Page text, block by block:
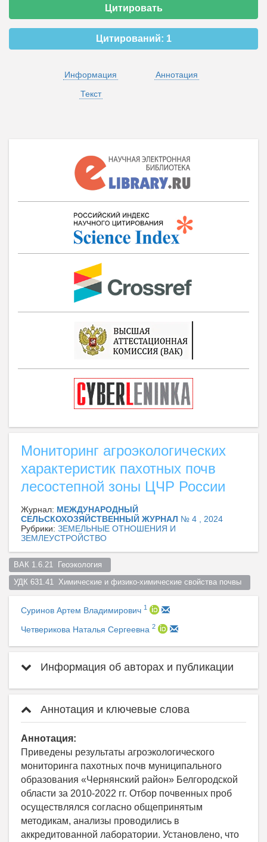
Цитировать
Цитирований: 1
Информация
Аннотация
Текст
Мониторинг агроэкологических
характеристик пахотных почв
лесостепной зоны ЦЧР России
Журнал: МЕЖДУНАРОДНЫЙ
СЕЛЬСКОХОЗЯЙСТВЕННЫЙ ЖУРНАЛ № 4 , 2024
Рубрики: ЗЕМЕЛЬНЫЕ ОТНОШЕНИЯ И
ЗЕМЛЕУСТРОЙСТВО
ВАК 1.6.21  Геоэкология
УДК 631.41  Химические и физико-химические свойства почвы
Суринов Артем Владимирович 1
Четверикова Наталья Сергеевна 2
Информация об авторах и публикации
Аннотация и ключевые слова
Аннотация:
Приведены результаты агроэкологического
мониторинга пахотных почв муниципального
образования «Чернянский район» Белгородской
области за 2010-2022 гг. Отбор почвенных проб
осуществлялся согласно общепринятым
методикам, анализы проводились в
аккредитованной лаборатории. Установлено, что